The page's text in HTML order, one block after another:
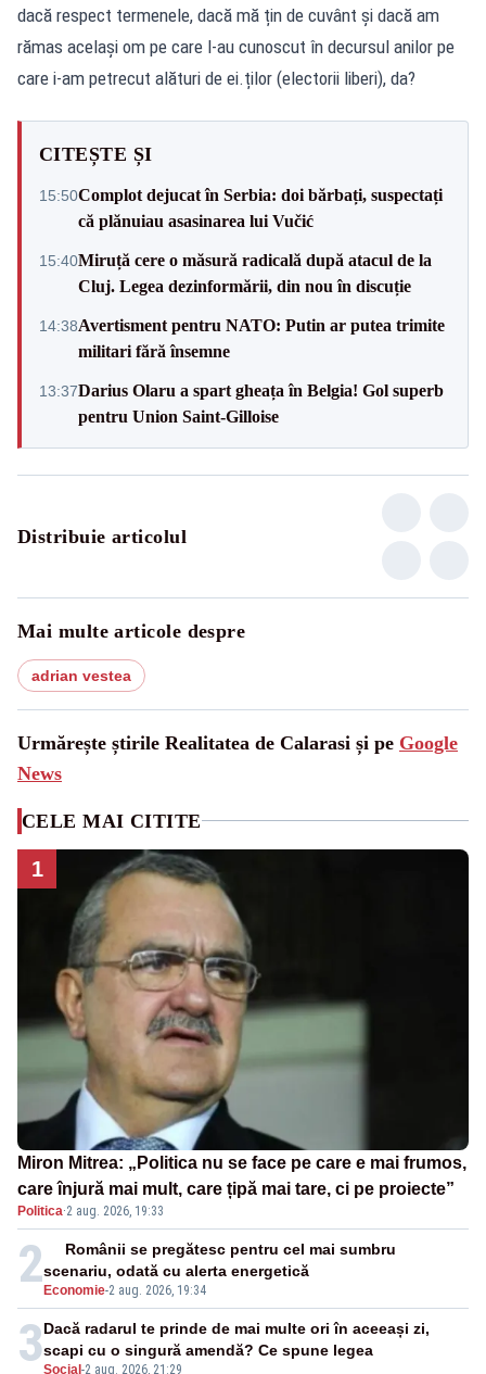
dacă respect termenele, dacă mă țin de cuvânt și dacă am
rămas același om pe care l-au cunoscut în decursul anilor pe
care i-am petrecut alături de ei.ților (electorii liberi), da?
CITEȘTE ȘI
15:50Complot dejucat în Serbia: doi bărbați, suspectați
că plănuiau asasinarea lui Vučić
15:40Miruță cere o măsură radicală după atacul de la
Cluj. Legea dezinformării, din nou în discuție
14:38Avertisment pentru NATO: Putin ar putea trimite
militari fără însemne
13:37Darius Olaru a spart gheața în Belgia! Gol superb
pentru Union Saint-Gilloise
Distribuie articolul
Mai multe articole despre
adrian vestea
Urmărește știrile Realitatea de Calarasi și pe Google
News
CELE MAI CITITE
1
Miron Mitrea: „Politica nu se face pe care e mai frumos,
care înjură mai mult, care țipă mai tare, ci pe proiecte”
Politica·2 aug. 2026, 19:33
2 Economie-2 aug. 2026, 19:34
Românii se pregătesc pentru cel mai sumbru
scenariu, odată cu alerta energetică
3Social -2 aug. 2026, 21:29
Dacă radarul te prinde de mai multe ori în aceeași zi,
scapi cu o singură amendă? Ce spune legea